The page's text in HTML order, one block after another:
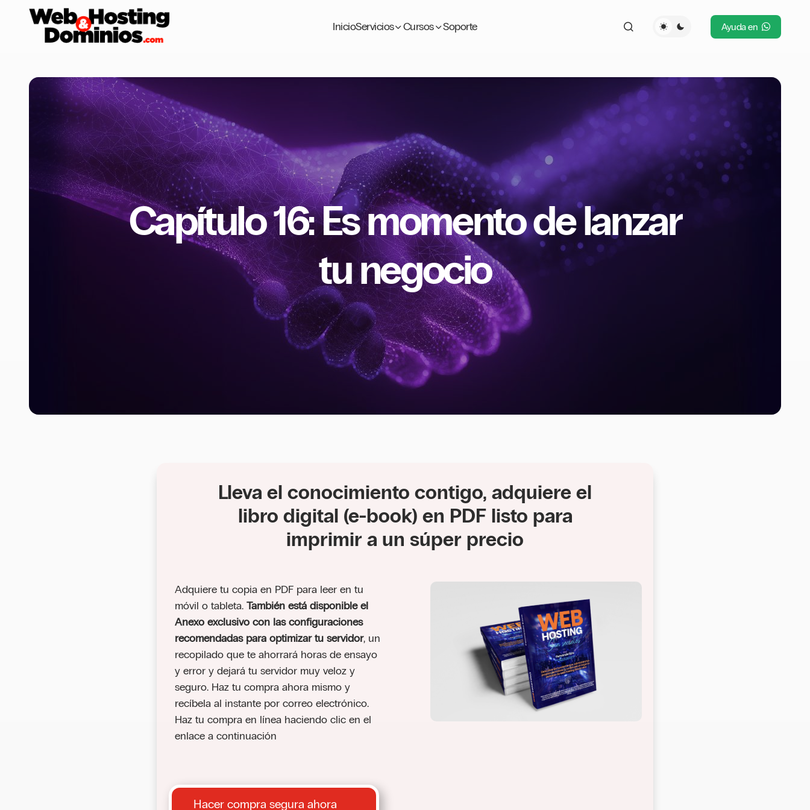
InicioServicios Cursos Soporte Ayuda en
Capítulo 16: Es momento de lanzar
tu negocio
Lleva el conocimiento contigo, adquiere el
libro digital (e-book) en PDF listo para
imprimir a un súper precio
Adquiere tu copia en PDF para leer en tu
móvil o tableta. También está disponible el
Anexo exclusivo con las configuraciones
recomendadas para optimizar tu servidor, un
recopilado que te ahorrará horas de ensayo
y error y dejará tu servidor muy veloz y
seguro. Haz tu compra ahora mismo y
recíbela al instante por correo electrónico.
Haz tu compra en línea haciendo clic en el
enlace a continuación
Hacer compra segura ahora